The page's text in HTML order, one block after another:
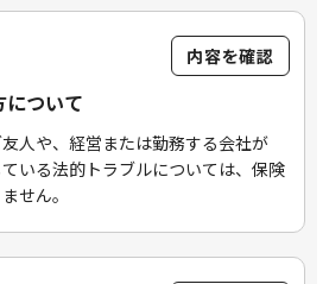
内容を確認
ついて
人や、経営または勤務する会社が
ている法的トラブルについては、保険
せん。